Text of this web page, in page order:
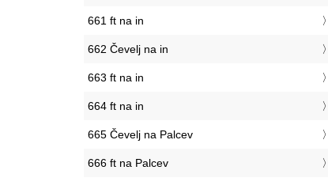
661 ft na in
662 Čevelj na in
663 ft na in
664 ft na in
665 Čevelj na Palcev
666 ft na Palcev